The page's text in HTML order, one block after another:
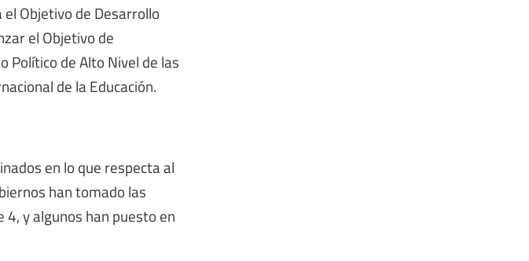
el Objetivo de Desarrollo
el Objetivo de
Político de Alto Nivel de las
de la Educación.
en lo que respecta al
han tomado las
y algunos han puesto en